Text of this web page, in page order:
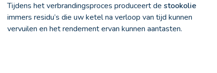
Tijdens het verbrandingsproces produceert de stookolie
immers residu’s die uw ketel na verloop van tijd kunnen
vervuilen en het rendement ervan kunnen aantasten.